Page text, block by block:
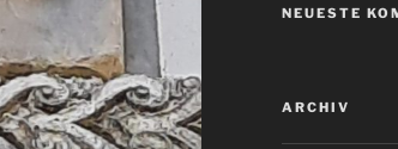
NEUESTE
ARCHIV